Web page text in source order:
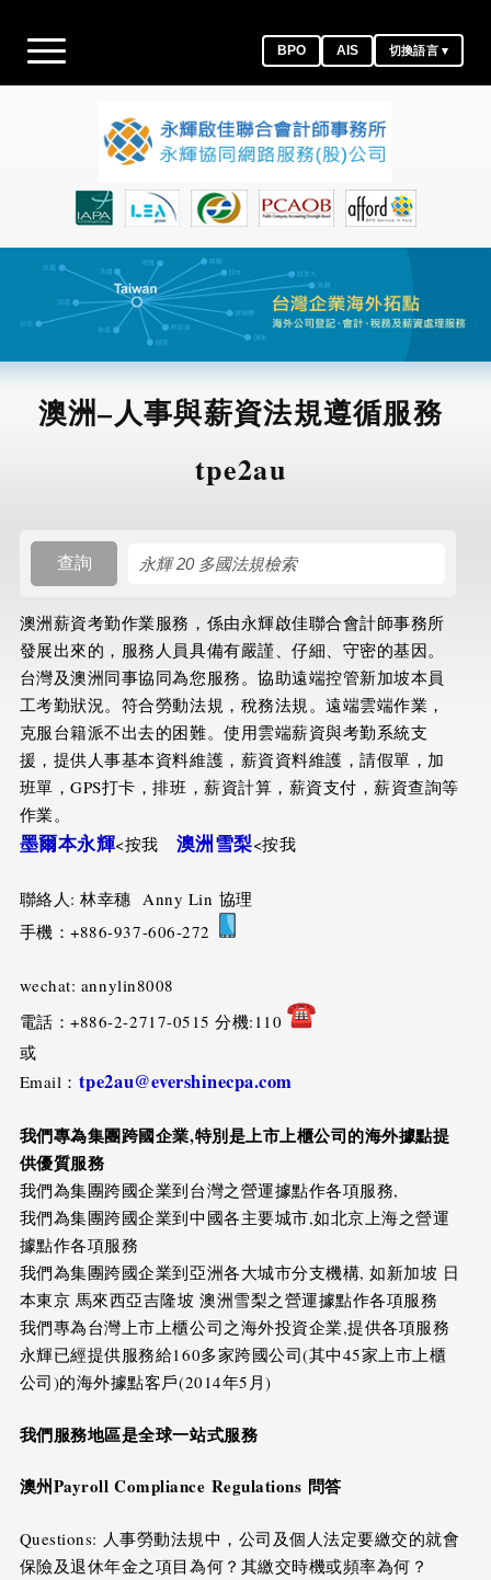
BPO AIS 切換語言 ▾
澳洲–人事與薪資法規遵循服務
tpe2au
查詢
澳洲薪資考勤作業服務，係由永輝啟佳聯合會計師事務所
發展出來的，服務人員具備有嚴謹、仔細、守密的基因。
台灣及澳洲同事協同為您服務。協助遠端控管新加坡本員
工考勤狀況。符合勞動法規，稅務法規。遠端雲端作業，
克服台籍派不出去的困難。使用雲端薪資與考勤系統支
援，提供人事基本資料維護，薪資資料維護，請假單，加
班單，GPS打卡，排班，薪資計算，薪資支付，薪資查詢等
作業。
墨爾本永輝<按我 澳洲雪梨<按我
聯絡人: 林幸穗 Anny Lin 協理
手機：+886-937-606-272
wechat: annylin8008
電話：+886-2-2717-0515 分機:110
或
Email： tpe2au@evershinecpa.com
我們專為集團跨國企業,特別是上市上櫃公司的海外據點提
供優質服務
我們為集團跨國企業到台灣之營運據點作各項服務,
我們為集團跨國企業到中國各主要城市,如北京上海之營運
據點作各項服務
我們為集團跨國企業到亞洲各大城市分支機構, 如新加坡 日
本東京 馬來西亞吉隆坡 澳洲雪梨之營運據點作各項服務
我們專為台灣上市上櫃公司之海外投資企業,提供各項服務
永輝已經提供服務給160多家跨國公司(其中45家上市上櫃
公司)的海外據點客戶(2014年5月)
我們服務地區是全球一站式服務
澳州Payroll Compliance Regulations 問答
Questions: 人事勞動法規中，公司及個人法定要繳交的就會
保險及退休年金之項目為何？其繳交時機或頻率為何？